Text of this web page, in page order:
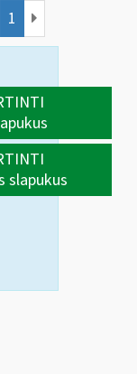
1
slapukus